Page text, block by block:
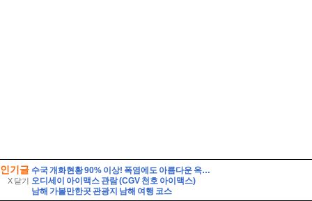
인기글
X 닫기
수국 개화현황 90% 이상! 폭염에도 아름다운 옥천묘목공원
오디세이 아이맥스 관람 (CGV 천호 아이맥스)
남해 가볼만한곳 관광지 남해 여행 코스